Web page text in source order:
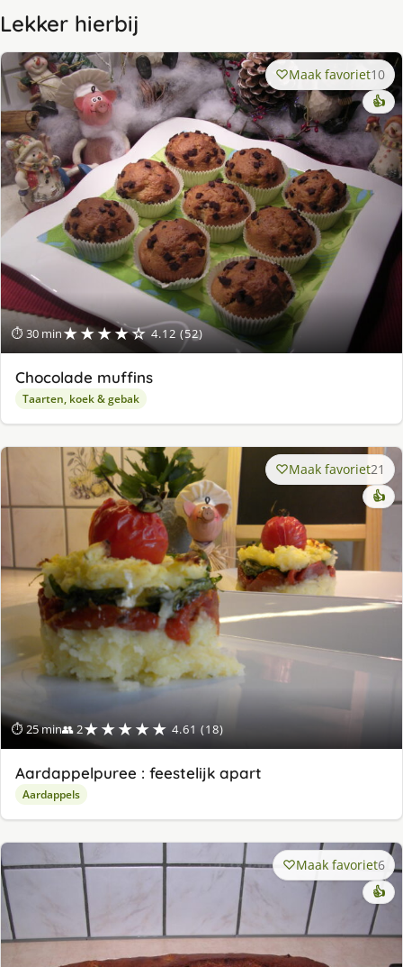
Lekker hierbij
⏱ 30 min★★★★☆ 4.12 (52)
Maak favoriet10
👍
Chocolade muffins
Taarten, koek & gebak
⏱ 25 min👥 2★★★★★ 4.61 (18)
Maak favoriet21
👍
Aardappelpuree : feestelijk apart
Aardappels
Maak favoriet6
👍